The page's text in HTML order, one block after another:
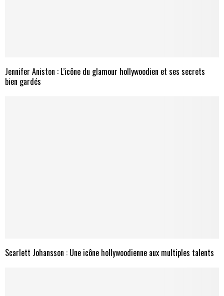
Jennifer Aniston : L’icône du glamour hollywoodien et ses secrets
bien gardés
Scarlett Johansson : Une icône hollywoodienne aux multiples talents